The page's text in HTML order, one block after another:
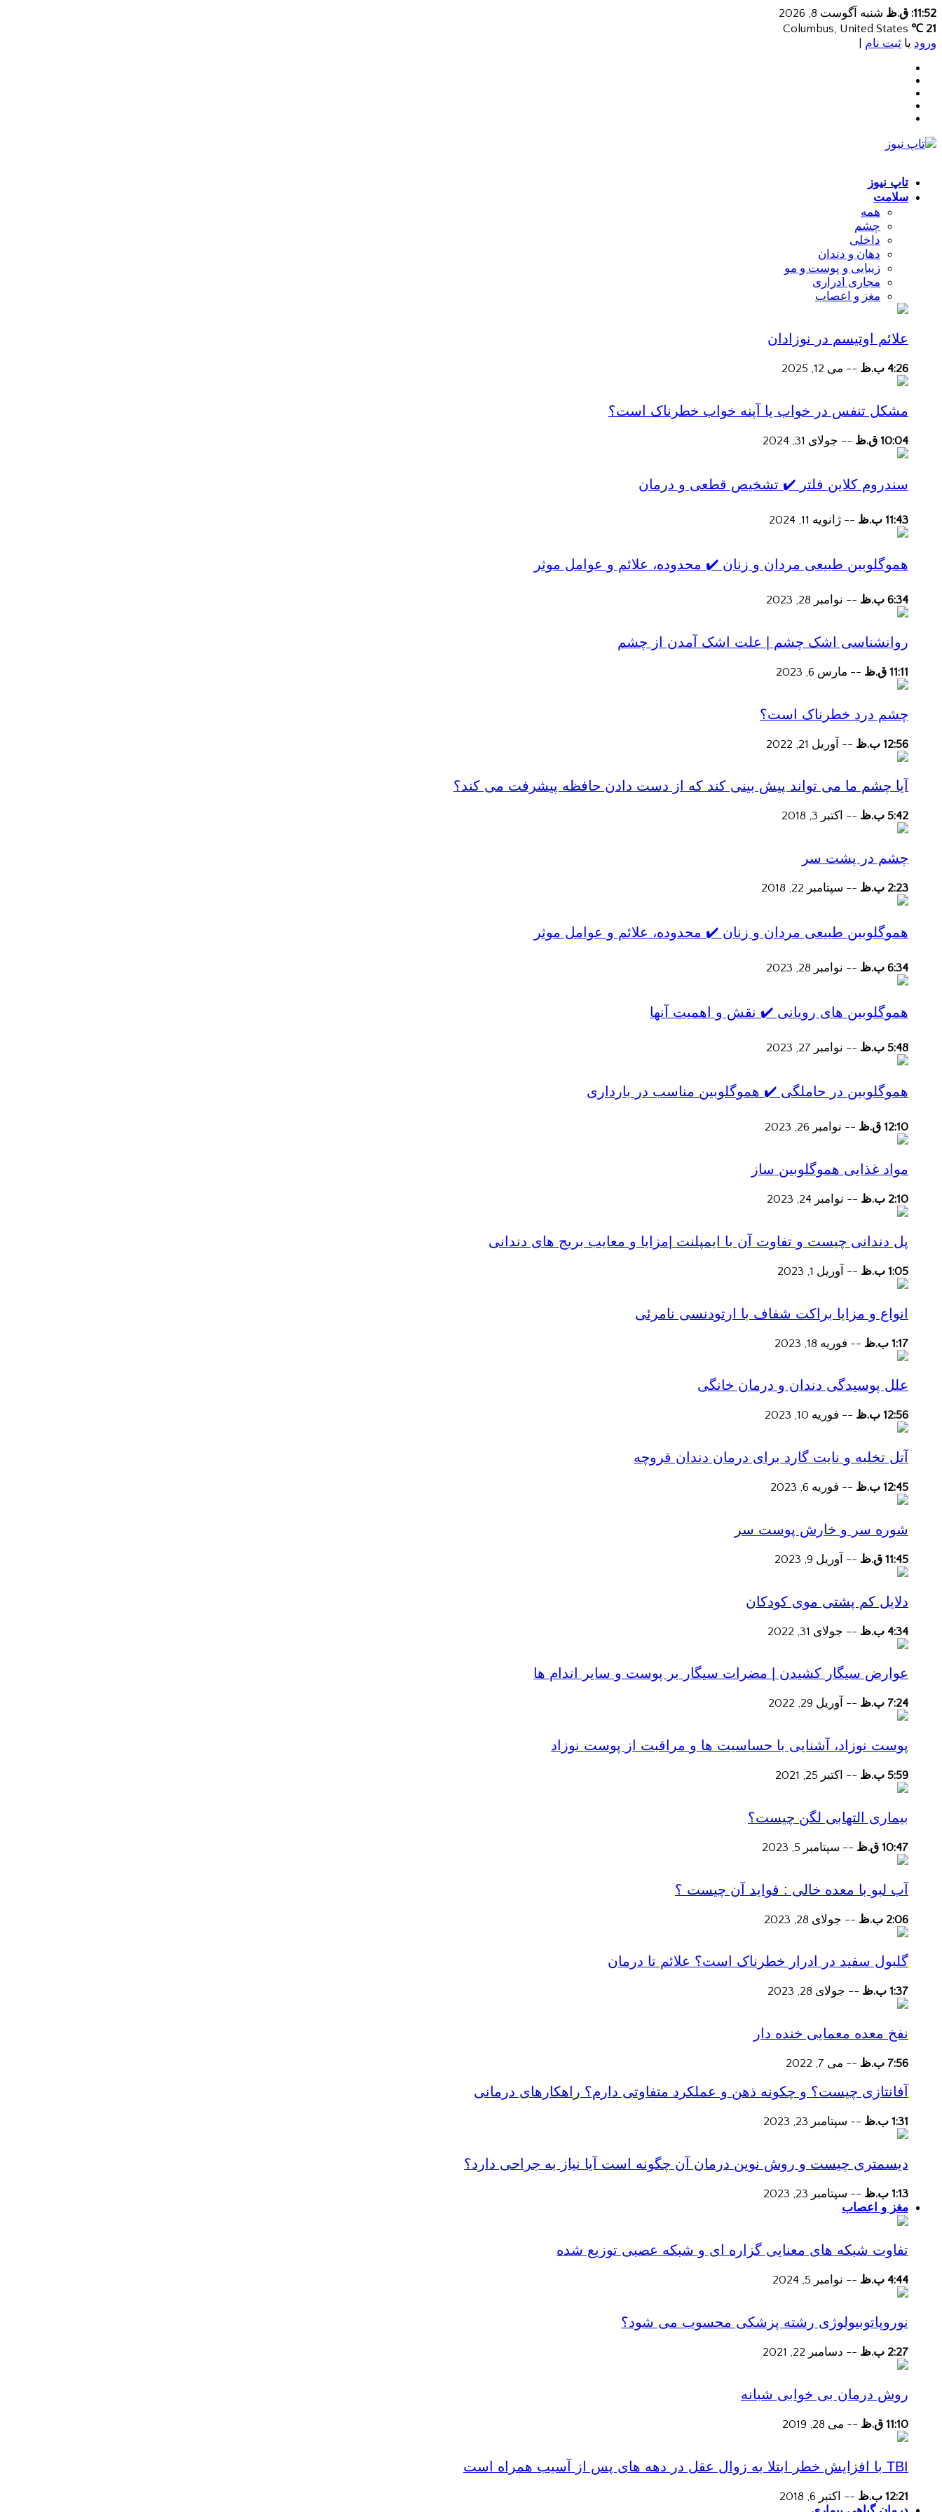
11:52: ق.ظ
شنبه آگوست 8, 2026
21 ℃
ورود یا ثبت نام
تاپ نیوز
سلامت
همه
چشم
داخلی
دهان و دندان
زیبایی و پوست و مو
مجاری ادراری
مغز و اعصاب
علائم اوتیسم در نوزادان
4:26 ب.ظ -- می 12, 2025
مشکل تنفس در خواب یا آپنه خواب خطرناک است؟
10:04 ق.ظ -- جولای 31, 2024
سندروم کلاین فلتر ✔️ تشخیص قطعی و درمان
11:43 ب.ظ -- ژانویه 11, 2024
هموگلوبین طبیعی مردان و زنان ✔️ محدوده، علائم و عوامل موثر
6:34 ب.ظ -- نوامبر 28, 2023
روانشناسی اشک چشم | علت اشک آمدن از چشم
11:11 ق.ظ -- مارس 6, 2023
چشم درد خطرناک است؟
12:56 ب.ظ -- آوریل 21, 2022
آیا چشم ما می تواند پیش بینی کند که از دست دادن حافظه پیشرفت می کند؟
5:42 ب.ظ -- اکتبر 3, 2018
چشم در پشت سر
2:23 ب.ظ -- سپتامبر 22, 2018
هموگلوبین طبیعی مردان و زنان ✔️ محدوده، علائم و عوامل موثر
6:34 ب.ظ -- نوامبر 28, 2023
هموگلوبین های رویانی ✔️ نقش و اهمیت آنها
5:48 ب.ظ -- نوامبر 27, 2023
هموگلوبین در حاملگی ✔️ هموگلوبین مناسب در بارداری
12:10 ق.ظ -- نوامبر 26, 2023
مواد غذایی هموگلوبین ساز
2:10 ب.ظ -- نوامبر 24, 2023
پل دندانی چیست و تفاوت آن با ایمپلنت |مزایا و معایب بریج های دندانی
1:05 ب.ظ -- آوریل 1, 2023
انواع و مزایا براکت شفاف با ارتودنسی نامرئی
1:17 ب.ظ -- فوریه 18, 2023
علل پوسیدگی دندان و درمان خانگی
12:56 ب.ظ -- فوریه 10, 2023
آتل تخلیه و نایت گارد برای درمان دندان قروچه
12:45 ب.ظ -- فوریه 6, 2023
شوره سر و خارش پوست سر
11:45 ق.ظ -- آوریل 9, 2023
دلایل کم پشتی موی کودکان
4:34 ب.ظ -- جولای 31, 2022
عوارض سیگار کشیدن | مضرات سیگار بر پوست و سایر اندام ها
7:24 ب.ظ -- آوریل 29, 2022
پوست نوزاد، آشنایی با حساسیت ها و مراقبت از پوست نوزاد
5:59 ب.ظ -- اکتبر 25, 2021
بیماری التهابی لگن چیست؟
10:47 ق.ظ -- سپتامبر 5, 2023
آب لبو با معده خالی : فواید آن چیست ؟
2:06 ب.ظ -- جولای 28, 2023
گلبول سفید در ادرار خطرناک است؟ علائم تا درمان
1:37 ب.ظ -- جولای 28, 2023
نفخ معده معمایی خنده دار
7:56 ب.ظ -- می 7, 2022
آفانتازی چیست؟ و چکونه ذهن و عملکرد متفاوتی دارم؟ راهکارهای درمانی
1:31 ب.ظ -- سپتامبر 23, 2023
دیسمتری چیست و روش نوین درمان آن چگونه است آیا نیاز به جراحی دارد؟
1:13 ب.ظ -- سپتامبر 23, 2023
مغز و اعصاب
تفاوت شبکه های معنایی گزاره ای و شبکه عصبی توزیع شده
4:44 ب.ظ -- نوامبر 5, 2024
نوروپاتوبیولوژی رشته پزشکی محسوب می شود؟
2:27 ب.ظ -- دسامبر 22, 2021
روش درمان بی خوابی شبانه
11:10 ق.ظ -- می 28, 2019
TBI با افزایش خطر ابتلا به زوال عقل در دهه های پس از آسیب همراه است
12:21 ب.ظ -- اکتبر 6, 2018